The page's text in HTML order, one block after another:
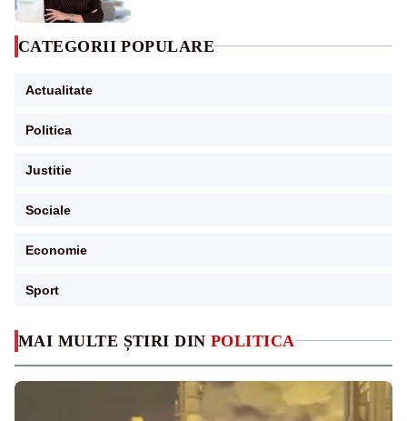
MAI MULTE ȘTIRI DIN POLITICA
CATEGORII POPULARE
Actualitate
Politica
Justitie
Sociale
Economie
Sport